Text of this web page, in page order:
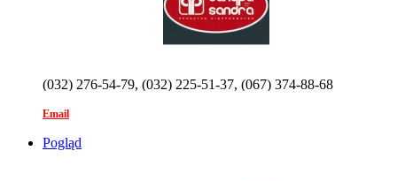
(032) 276-54-79, (032) 225-51-37, (067) 374-88-68
Email
Pogląd